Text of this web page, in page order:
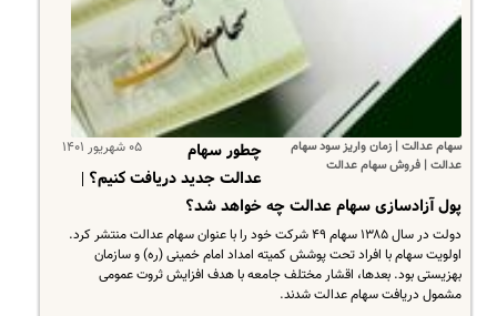
سهام عدالت | زمان واریز سود سهام
عدالت | فروش سهام عدالت
۰۵ شهریور ۱۴۰۱
چطور سهام
عدالت جدید دریافت کنیم؟ |
پول آزادسازی سهام عدالت چه خواهد شد؟
دولت در سال ۱۳۸۵ سهام ۴۹ شرکت خود را با عنوان سهام عدالت منتشر کرد.
اولویت سهام با افراد تحت پوشش کمیته امداد امام خمینی (ره) و سازمان
بهزیستی بود. بعدها، اقشار مختلف جامعه با هدف افزایش ثروت عمومی
مشمول دریافت سهام عدالت شدند.